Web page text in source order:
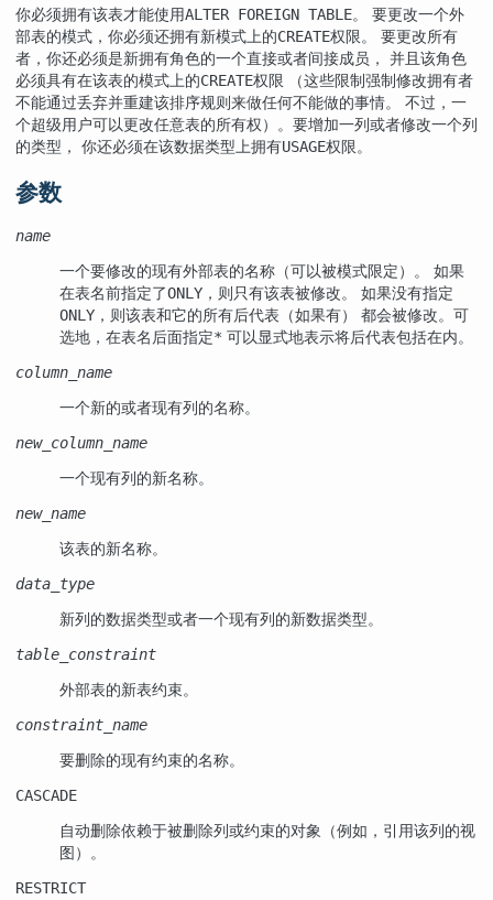
你必须拥有该表才能使用ALTER FOREIGN TABLE。 要更改一个外
部表的模式，你必须还拥有新模式上的CREATE权限。 要更改所有
者，你还必须是新拥有角色的一个直接或者间接成员， 并且该角色
必须具有在该表的模式上的CREATE权限 （这些限制强制修改拥有者
不能通过丢弃并重建该排序规则来做任何不能做的事情。 不过，一
个超级用户可以更改任意表的所有权）。要增加一列或者修改一个列
的类型， 你还必须在该数据类型上拥有USAGE权限。
参数
name
一个要修改的现有外部表的名称（可以被模式限定）。 如果
在表名前指定了ONLY ，则只有该表被修改。 如果没有指定
ONLY ，则该表和它的所有后代表（如果有） 都会被修改。可
选地，在表名后面指定* 可以显式地表示将后代表包括在内。
column_name
一个新的或者现有列的名称。
new_column_name
一个现有列的新名称。
new_name
该表的新名称。
data_type
新列的数据类型或者一个现有列的新数据类型。
table_constraint
外部表的新表约束。
constraint_name
要删除的现有约束的名称。
CASCADE
自动删除依赖于被删除列或约束的对象（例如，引用该列的视
图）。
RESTRICT